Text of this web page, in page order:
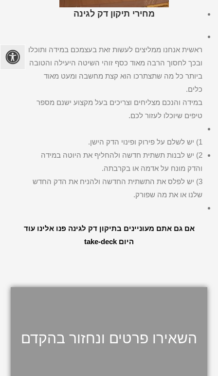
מחירי תיקון דק לגינה
ראשית אנחנו ממליצים לעשות זאת בעצמכם במידה ותוכלו
ובכך לחסוך הרבה מאוד כסף זוהי השיטה היעילה והטובה
ביותר כל מה שתצתרכו הוא קצת מחשבה ומעט מאוד
כלים.
במידה והנכם מצליחים וצריכים בעל מקצוע ישנם מספר
טיפים שיוכלו לעזור לכם.
1) יש לשלם על פירוק ופינוי הדק הישן.
2) יש לבנות תשתית חדשה ולהחליף את היוטה במידה
והדק מונח על אדמה או בקרבתה.
3) יש לפלס את התשתית החדשה ולהניח את הדק החדש
שלנו או את מה שפורק.
אם גם אתם מעוניינים בתיקון דק לגינה פנו אלינו עוד
היום take-deck
השאירו פרטים ונחזור בהקדם